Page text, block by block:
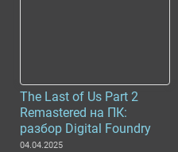
The Last of Us Part 2
Remastered на ПК:
разбор Digital Foundry
04.04.2025